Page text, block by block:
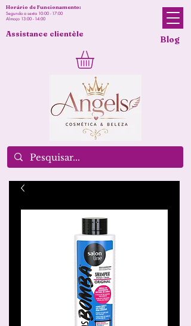
Blog
Horário de Funcionamento:
Segunda a sexta 10:00 - 17:00
Almoço 13:00 - 14:00
Assistance clientèle